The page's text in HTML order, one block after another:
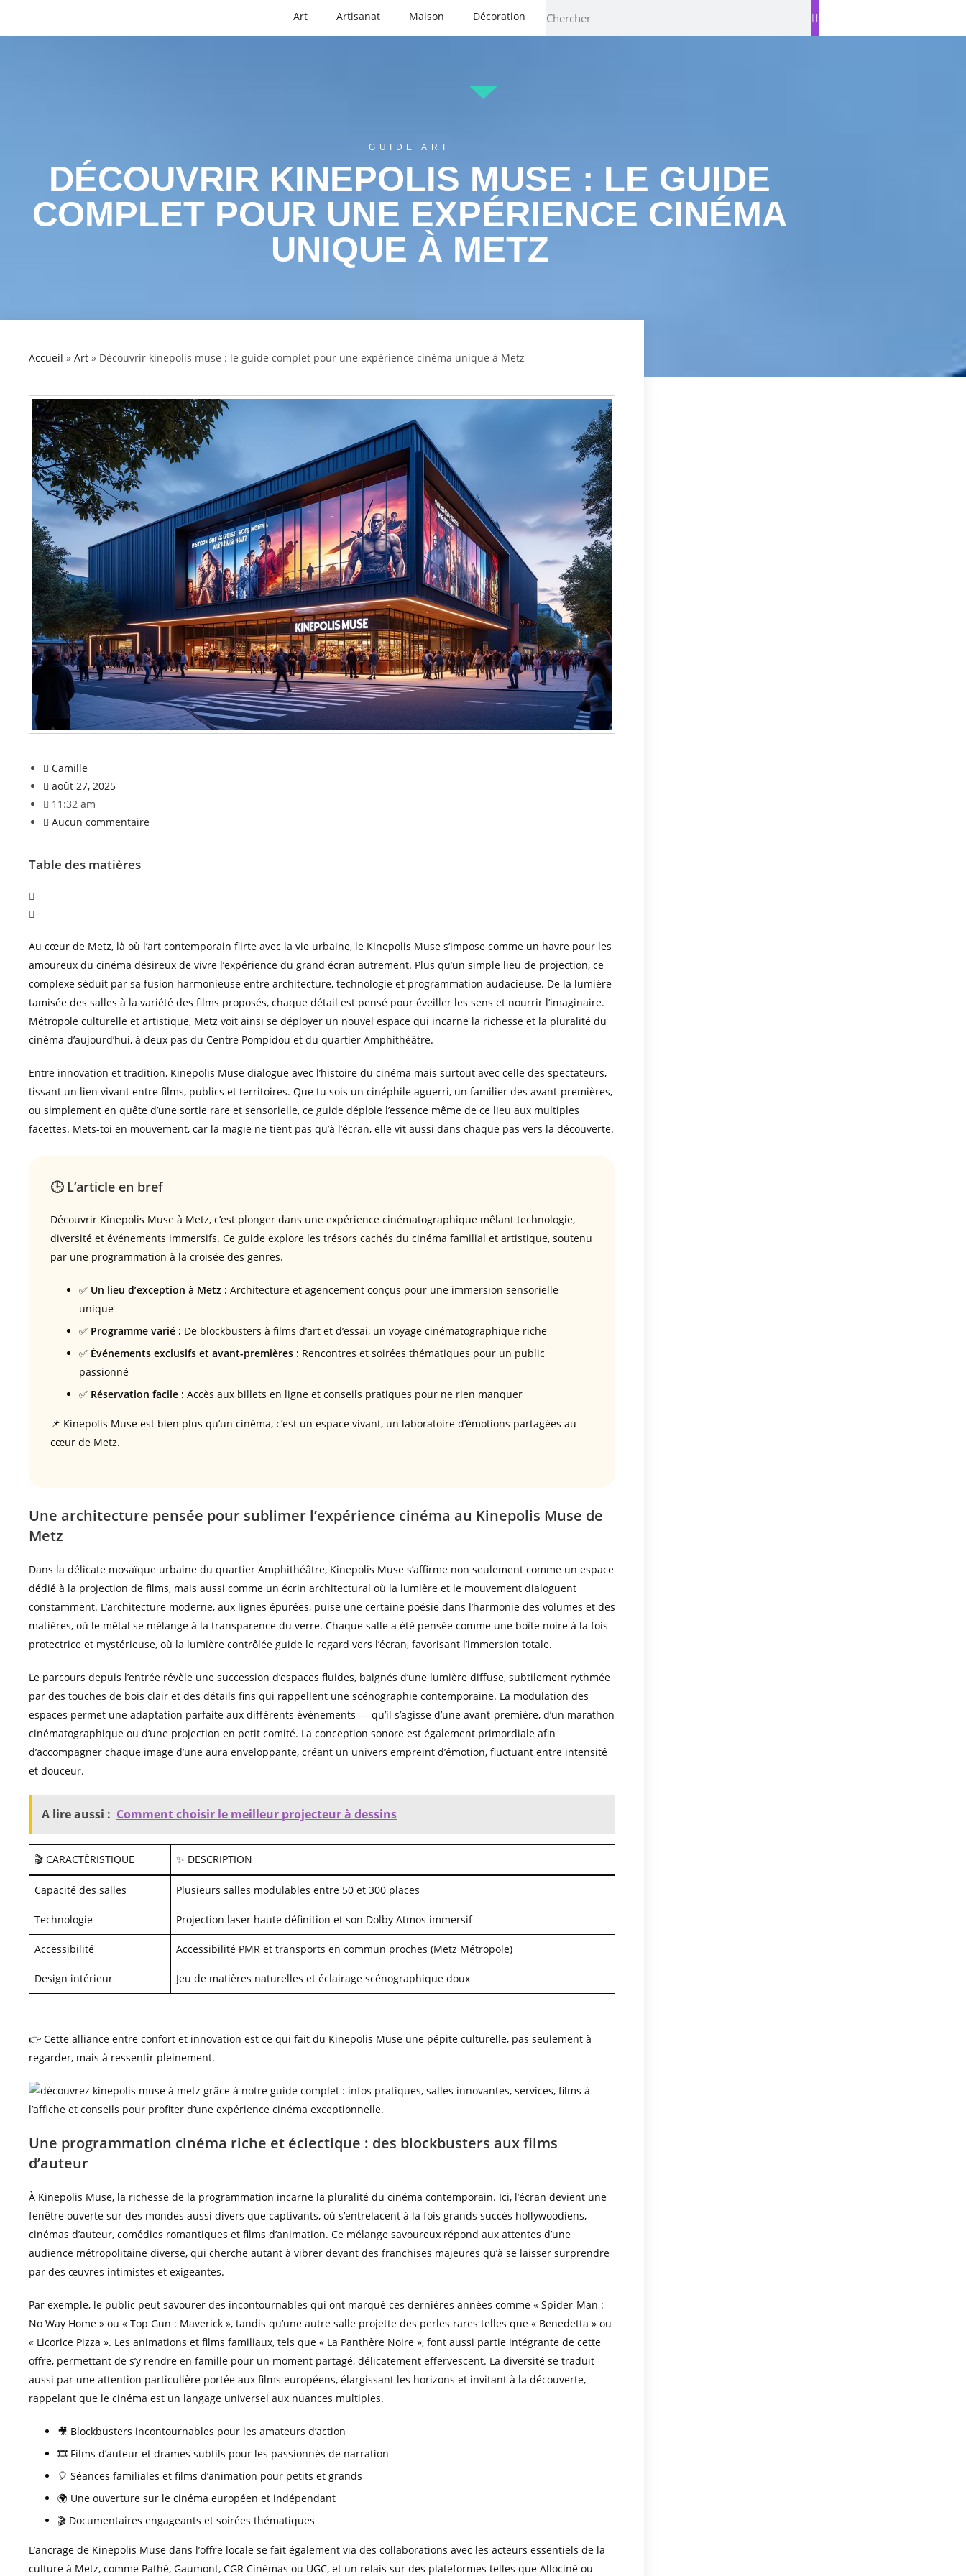
Art Artisanat Maison Décoration
GUIDE ART
DÉCOUVRIR KINEPOLIS MUSE : LE GUIDE
COMPLET POUR UNE EXPÉRIENCE CINÉMA
UNIQUE À METZ
Accueil » Art » Découvrir kinepolis muse : le guide complet pour une expérience cinéma unique à Metz
Camille
août 27, 2025
11:32 am
Aucun commentaire
Table des matières
Au cœur de Metz, là où l’art contemporain flirte avec la vie urbaine, le Kinepolis Muse s’impose comme un havre pour les
amoureux du cinéma désireux de vivre l’expérience du grand écran autrement. Plus qu’un simple lieu de projection, ce
complexe séduit par sa fusion harmonieuse entre architecture, technologie et programmation audacieuse. De la lumière
tamisée des salles à la variété des films proposés, chaque détail est pensé pour éveiller les sens et nourrir l’imaginaire.
Métropole culturelle et artistique, Metz voit ainsi se déployer un nouvel espace qui incarne la richesse et la pluralité du
cinéma d’aujourd’hui, à deux pas du Centre Pompidou et du quartier Amphithéâtre.
Entre innovation et tradition, Kinepolis Muse dialogue avec l’histoire du cinéma mais surtout avec celle des spectateurs,
tissant un lien vivant entre films, publics et territoires. Que tu sois un cinéphile aguerri, un familier des avant-premières,
ou simplement en quête d’une sortie rare et sensorielle, ce guide déploie l’essence même de ce lieu aux multiples
facettes. Mets-toi en mouvement, car la magie ne tient pas qu’à l’écran, elle vit aussi dans chaque pas vers la découverte.
🕒 L’article en bref
Découvrir Kinepolis Muse à Metz, c’est plonger dans une expérience cinématographique mêlant technologie,
diversité et événements immersifs. Ce guide explore les trésors cachés du cinéma familial et artistique, soutenu
par une programmation à la croisée des genres.
✅ Un lieu d’exception à Metz : Architecture et agencement conçus pour une immersion sensorielle
unique
✅ Programme varié : De blockbusters à films d’art et d’essai, un voyage cinématographique riche
✅ Événements exclusifs et avant-premières : Rencontres et soirées thématiques pour un public
passionné
✅ Réservation facile : Accès aux billets en ligne et conseils pratiques pour ne rien manquer
📌 Kinepolis Muse est bien plus qu’un cinéma, c’est un espace vivant, un laboratoire d’émotions partagées au
cœur de Metz.
Une architecture pensée pour sublimer l’expérience cinéma au Kinepolis Muse de
Metz
Dans la délicate mosaïque urbaine du quartier Amphithéâtre, Kinepolis Muse s’affirme non seulement comme un espace
dédié à la projection de films, mais aussi comme un écrin architectural où la lumière et le mouvement dialoguent
constamment. L’architecture moderne, aux lignes épurées, puise une certaine poésie dans l’harmonie des volumes et des
matières, où le métal se mélange à la transparence du verre. Chaque salle a été pensée comme une boîte noire à la fois
protectrice et mystérieuse, où la lumière contrôlée guide le regard vers l’écran, favorisant l’immersion totale.
Le parcours depuis l’entrée révèle une succession d’espaces fluides, baignés d’une lumière diffuse, subtilement rythmée
par des touches de bois clair et des détails fins qui rappellent une scénographie contemporaine. La modulation des
espaces permet une adaptation parfaite aux différents événements — qu’il s’agisse d’une avant-première, d’un marathon
cinématographique ou d’une projection en petit comité. La conception sonore est également primordiale afin
d’accompagner chaque image d’une aura enveloppante, créant un univers empreint d’émotion, fluctuant entre intensité
et douceur.
A lire aussi : Comment choisir le meilleur projecteur à dessins
🎬 CARACTÉRISTIQUE ✨ DESCRIPTION
Capacité des salles Plusieurs salles modulables entre 50 et 300 places
Technologie Projection laser haute définition et son Dolby Atmos immersif
Accessibilité Accessibilité PMR et transports en commun proches (Metz Métropole)
Design intérieur Jeu de matières naturelles et éclairage scénographique doux
👉 Cette alliance entre confort et innovation est ce qui fait du Kinepolis Muse une pépite culturelle, pas seulement à
regarder, mais à ressentir pleinement.
Une programmation cinéma riche et éclectique : des blockbusters aux films
d’auteur
À Kinepolis Muse, la richesse de la programmation incarne la pluralité du cinéma contemporain. Ici, l’écran devient une
fenêtre ouverte sur des mondes aussi divers que captivants, où s’entrelacent à la fois grands succès hollywoodiens,
cinémas d’auteur, comédies romantiques et films d’animation. Ce mélange savoureux répond aux attentes d’une
audience métropolitaine diverse, qui cherche autant à vibrer devant des franchises majeures qu’à se laisser surprendre
par des œuvres intimistes et exigeantes.
Par exemple, le public peut savourer des incontournables qui ont marqué ces dernières années comme « Spider-Man :
No Way Home » ou « Top Gun : Maverick », tandis qu’une autre salle projette des perles rares telles que « Benedetta » ou
« Licorice Pizza ». Les animations et films familiaux, tels que « La Panthère Noire », font aussi partie intégrante de cette
offre, permettant de s’y rendre en famille pour un moment partagé, délicatement effervescent. La diversité se traduit
aussi par une attention particulière portée aux films européens, élargissant les horizons et invitant à la découverte,
rappelant que le cinéma est un langage universel aux nuances multiples.
🎥 Blockbusters incontournables pour les amateurs d’action
🎞 Films d’auteur et drames subtils pour les passionnés de narration
🎈 Séances familiales et films d’animation pour petits et grands
🌍 Une ouverture sur le cinéma européen et indépendant
🎬 Documentaires engageants et soirées thématiques
L’ancrage de Kinepolis Muse dans l’offre locale se fait également via des collaborations avec les acteurs essentiels de la
culture à Metz, comme Pathé, Gaumont, CGR Cinémas ou UGC, et un relais sur des plateformes telles que Allociné ou